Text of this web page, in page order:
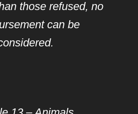
those refused, no
can be